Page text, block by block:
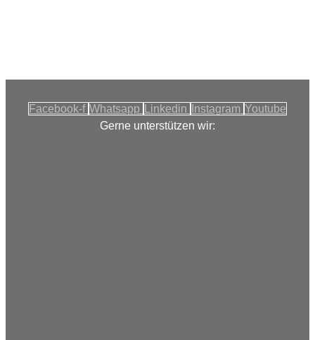
Facebook-f Whatsapp Linkedin Instagram Youtube
Gerne unterstützen wir: